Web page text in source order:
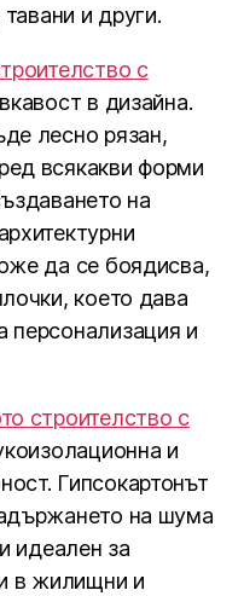
и други.
с
в дизайна.
лесно рязан,
всякакви форми
на
да се боядисва,
което дава
персонализация и
строителство с
и
Гипсокартонът
на шума
идеален за
в жилищни и